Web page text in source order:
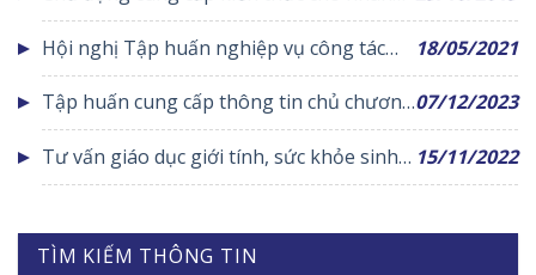
dân phòng chống sốt xuất huyết tại cộng
đồng
Hội nghị Tập huấn nghiệp vụ công tác
bầu cử và công tác phòng chống dịch
bệnh Covid-19 phục vụ bầu cử đại biểu
quốc hội khóa XV và đại biểu hội đồng
nhân các cấp nhiệm kỳ 2021-2026
18/05/2021
Tập huấn cung cấp thông tin chủ chương
của Đảng chính sách pháp luật của nhà
nước và mất cân bằng giới tính khi sinh
năm 2023
07/12/2023
Tư vấn giáo dục giới tính, sức khỏe sinh
sản cho lứa tuổi vị thành niên
15/11/2022
TÌM KIẾM THÔNG TIN